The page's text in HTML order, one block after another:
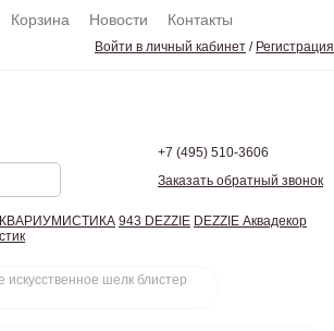
Корзина Новости Контакты
Войти в личный кабинет / Регистрация
+7 (495) 510-3606
Заказать обратный звонок
943 DEZZIE DEZZIE Аквадекор
искусственное шелк блистер